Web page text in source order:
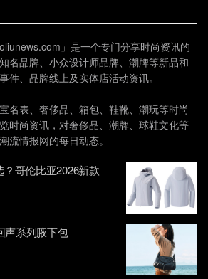
」是一个专门分享时尚资讯的
名品牌、小众设计师品牌、潮牌等新品和
件、品牌线上及实体店活动资讯。
名表、奢侈品、箱包、鞋靴、潮玩等时尚
时尚资讯，对奢侈品、潮牌、球鞋文化等
流情报网的每日动态。
哥伦比亚2026新款
声系列腋下包